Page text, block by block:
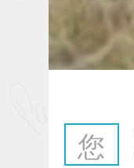
您